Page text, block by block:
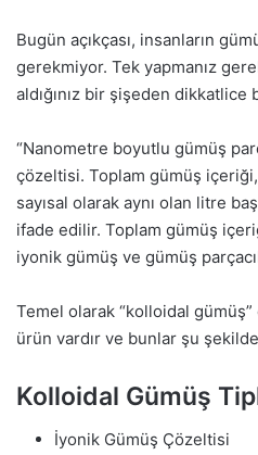
Bugün açıkçası, insanların
gerekmiyor. Tek yapmanız
aldığınız bir şişeden dikkatlice
“Nanometre boyutlu gümüş
çözeltisi. Toplam gümüş
sayısal olarak aynı olan litre
ifade edilir. Toplam gümüş
iyonik gümüş ve gümüş
Temel olarak “kolloidal
ürün vardır ve bunlar şu
Kolloidal Gümüş
İyonik Gümüş Çözeltisi